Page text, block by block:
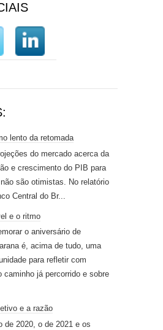
lento da retomada
do mercado acerca da
e crescimento do PIB para
são otimistas. No relatório
Central do Br...
e o ritmo
o aniversário de
é, acima de tudo, uma
para refletir com
caminho já percorrido e sobre
e a razão
de 2020, o de 2021 e os